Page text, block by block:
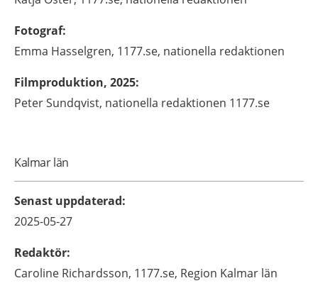
Fotograf:
Emma Hasselgren, 1177.se, nationella redaktionen
Filmproduktion, 2025:
Peter Sundqvist, nationella redaktionen 1177.se
Kalmar län
Senast uppdaterad:
2025-05-27
Redaktör:
Caroline Richardsson, 1177.se, Region Kalmar län